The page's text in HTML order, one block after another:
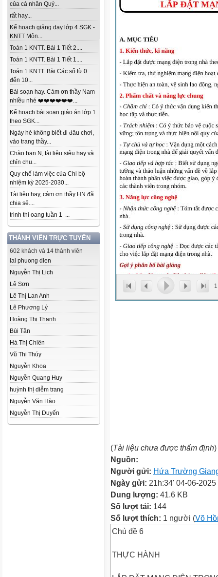
của cá nhân Quý...
rất hay...
Kế hoạch giảng dạy lớp 4 SGK -
KNTT Môn...
Toán 1 KNTT. Bài 1 Tiết 2....
Toán 1 KNTT. Bài 1 Tiết 1....
Toán 1 KNTT. Bài Các số từ 0
đến 10...
Bài soạn hay. Cảm ơn thầy Nam
nhiều nhé ❤️❤️❤️❤️❤️❤️...
Kế hoạch bài soạn giáo án lớp 1
theo SGK...
Ngày hè không biết đi đâu chơi,
vào trang thầy...
Chào bạn N, tài liệu siêu hay và
chỉn chu...
Quy chế làm việc của Chi bộ
nhiệm kỳ 2025-2030...
Tài liệu hay, cảm ơn thầy HN đã
chia sẻ....
trinh thi oang tuần 1 ...
THÀNH VIÊN TRỰC TUYẾN
602 khách và 14 thành viên
lai phuong dien
Nguyễn Thị Lịch
Lê Sơn
Lê Thị Lan Anh
Lê Phương Lý
Hoàng Thị Thanh
Bùi Tân
Hà Thị Chiên
Vũ Thị Thúy
Nguyễn Khoa
Nguyễn Quang Huy
huỳnh thị diễm trang
Nguyễn Văn Hào
Nguyễn Thị Duyến
1
(Tài liệu chưa được thẩm định)
Nguồn:
Người gửi: Hứa Trường
Ngày gửi: 21h:34' 04-06-2025
Dung lượng: 41.6 KB
Số lượt tải: 144
Số lượt thích: 1 người (Võ
Chủ đề 6
THỰC HÀNH